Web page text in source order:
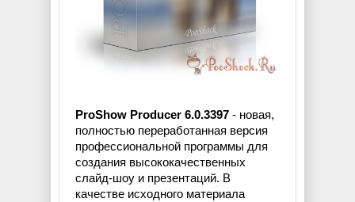
ProShow Producer 6.0.3397 - новая,
полностью переработанная версия
профессиональной программы для
создания высококачественных
слайд-шоу и презентаций. В
качестве исходного материала